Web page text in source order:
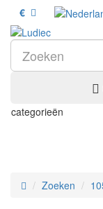
€
categorieën
Zoeken